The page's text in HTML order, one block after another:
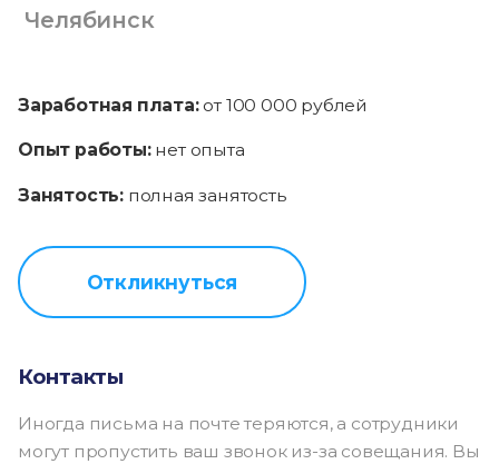
Челябинск
Заработная плата:от 100 000 рублей
Опыт работы:нет опыта
Занятость: полная занятость
Откликнуться
Контакты
Иногда письма на почте теряются, а сотрудники
могут пропустить ваш звонок из-за совещания. Вы